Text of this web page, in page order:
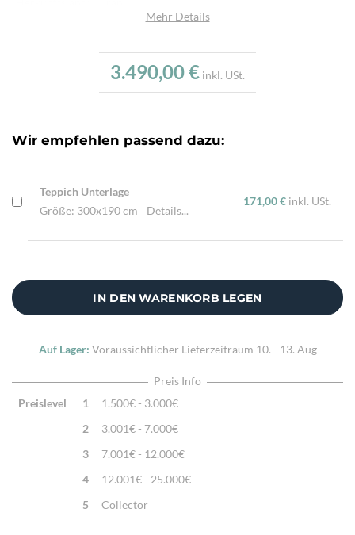
Baumwolle
Neu
Verarbeitung:
Highlights:
Natürliche Schafwolle, Von Hand geknüpft,
Mehr Details
3.490,00 € inkl. USt.
Wir empfehlen passend dazu:
Teppich Unterlage
Größe: 300x190 cm
Details...
171,00 € inkl. USt.
IN DEN WARENKORB LEGEN
Auf Lager: Voraussichtlicher Lieferzeitraum 10. - 13. Aug
Preis Info
Preislevel
1
1.500€ - 3.000€
2
3.001€ - 7.000€
3
7.001€ - 12.000€
4
12.001€ - 25.000€
5
Collector